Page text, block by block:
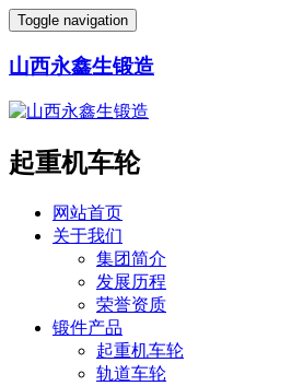
Toggle navigation
山西永鑫生锻造
起重机车轮
网站首页
关于我们
集团简介
发展历程
荣誉资质
锻件产品
起重机车轮
轨道车轮